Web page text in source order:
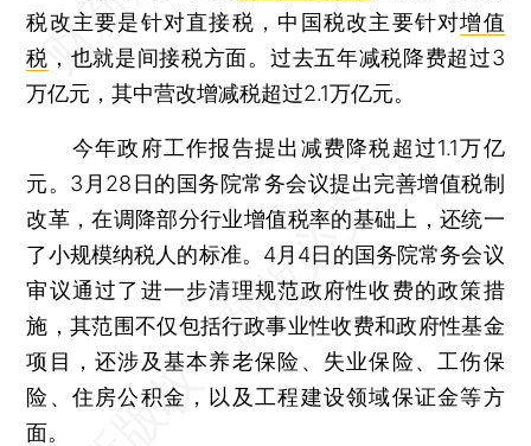
税改主要是针对直接税，中国税改主要针对增值
税 ，也就是间接税方面。过去五年减税降费超过3
万亿元，其中营改增减税超过2.1万亿元。
今年政府工作报告提出减费降税超过1.1万亿
元。3月28日的国务院常务会议提出完善增值税制
改革，在调降部分行业增值税率的基础上，还统一
了小规模纳税人的标准。4月4日的国务院常务会议
审议通过了进一步清理规范政府性收费的政策措
施，其范围不仅包括行政事业性收费和政府性基金
项目，还涉及基本养老保险、失业保险、工伤保
险、住房公积金，以及工程建设领域保证金等方
面。